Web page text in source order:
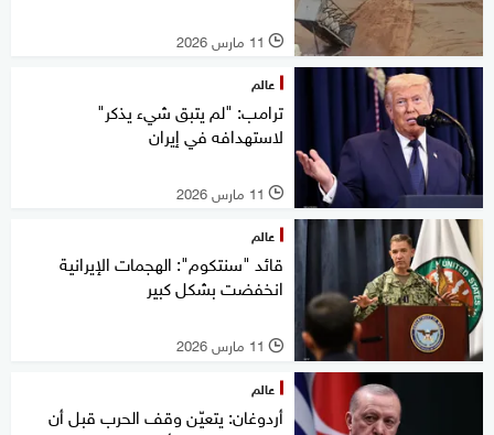
l 11 مارس 2026
عالم
ترامب: "لم يتبق شيء يذكر"
لاستهدافه في إيران
l 11 مارس 2026
عالم
قائد "سنتكوم": الهجمات الإيرانية
انخفضت بشكل كبير
l 11 مارس 2026
عالم
أردوغان: يتعيّن وقف الحرب قبل أن